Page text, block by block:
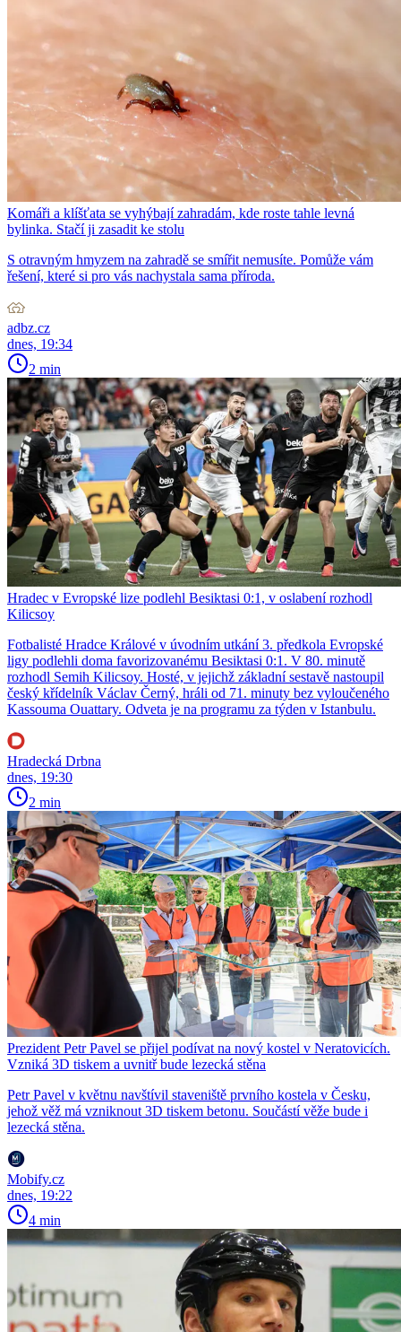
Komáři a klíšťata se vyhýbají zahradám, kde roste tahle levná
bylinka. Stačí ji zasadit ke stolu
S otravným hmyzem na zahradě se smířit nemusíte. Pomůže vám
řešení, které si pro vás nachystala sama příroda.
adbz.cz
dnes, 19:34
2 min
Hradec v Evropské lize podlehl Besiktasi 0:1, v oslabení rozhodl
Kilicsoy
Fotbalisté Hradce Králové v úvodním utkání 3. předkola Evropské
ligy podlehli doma favorizovanému Besiktasi 0:1. V 80. minutě
rozhodl Semih Kilicsoy. Hosté, v jejichž základní sestavě nastoupil
český křídelník Václav Černý, hráli od 71. minuty bez vyloučeného
Kassouma Ouattary. Odveta je na programu za týden v Istanbulu.
Hradecká Drbna
dnes, 19:30
2 min
Prezident Petr Pavel se přijel podívat na nový kostel v Neratovicích.
Vzniká 3D tiskem a uvnitř bude lezecká stěna
Petr Pavel v květnu navštívil staveniště prvního kostela v Česku,
jehož věž má vzniknout 3D tiskem betonu. Součástí věže bude i
lezecká stěna.
Mobify.cz
dnes, 19:22
4 min